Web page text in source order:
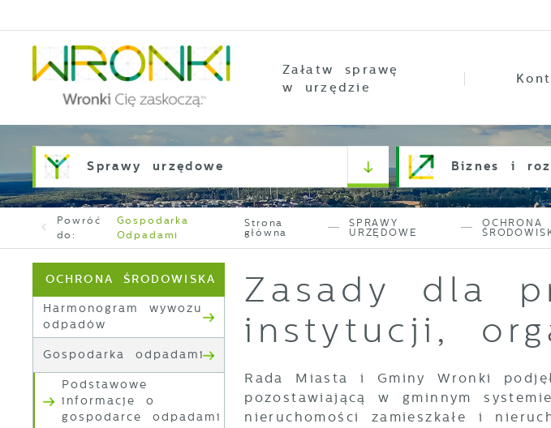
Załatw sprawę
w urzędzie
Sprawy urzędowe Biznes i
Powróć
do:
Gospodarka
Odpadami
Strona
główna
SPRAWY
URZĘDOWE
OCHRONA
OCHRONA ŚRODOWISKA
Harmonogram wywozu
odpadów
Gospodarka odpadami
Podstawowe
informacje o
gospodarce odpadami
Zasady dla
instytucji,
Rada Miasta i Gminy Wronki
pozostawiającą w gminnym
nieruchomości zamieszkałe i